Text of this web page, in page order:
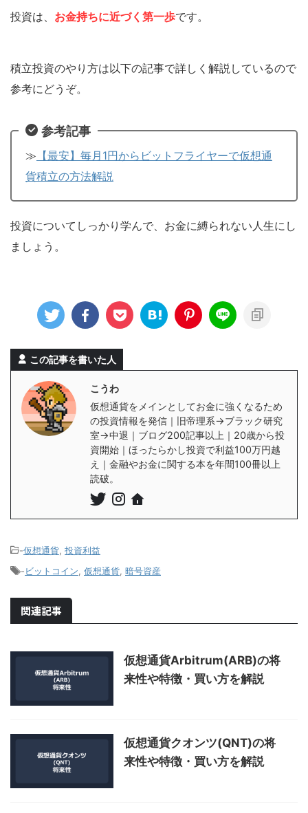
投資は、 お金持ちに近づく第一歩です。
積立投資のやり方は以下の記事で詳しく解説しているので
参考にどうぞ。
参考記事
≫ 【最安】毎月1円からビットフライヤーで仮想通
貨積立の方法解説
投資についてしっかり学んで、お金に縛られない人生にし
ましょう。
この記事を書いた人
こうわ
仮想通貨をメインとしてお金に強くなるため
の投資情報を発信｜旧帝理系→ブラック研究
室→中退｜ブログ200記事以上｜20歳から投
資開始｜ほったらかし投資で利益100万円越
え｜金融やお金に関する本を年間100冊以上
読破。
-仮想通貨, 投資利益
-ビットコイン, 仮想通貨, 暗号資産
関連記事
仮想通貨Arbitrum(ARB)の将
来性や特徴・買い方を解説
仮想通貨クオンツ(QNT)の将
来性や特徴・買い方を解説